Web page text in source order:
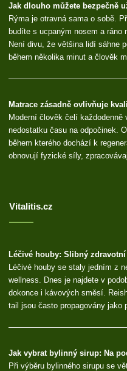
Jak dlouho můžete bezpečně
Rýma je otravná sama o sobě.
budíte s ucpaným nosem a ráno
Není divu, že většina lidí sáhne
během několika minut a člověk
Matrace zásadně ovlivňuje
Moderní člověk čelí
nedostatku času na odpočinek.
během kterého dochází k
obnovují fyzické síly,
Vitalitis.cz
Léčivé houby: Slibný
Léčivé houby se staly jedním z
wellness. Dnes je najdete v
dokonce i kávových směsí.
tail jsou často propagovány
Jak vybrat bylinný sirup: Na
Při výběru bylinného sirupu se